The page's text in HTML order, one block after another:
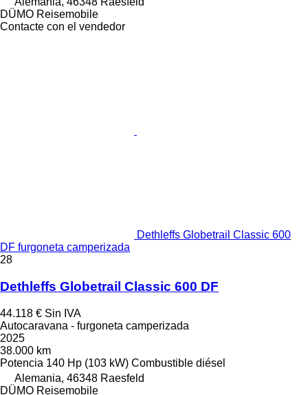
DÜMO Reisemobile
Contacte con el vendedor
Dethleffs Globetrail Classic 600
DF furgoneta camperizada
28
Dethleffs Globetrail Classic 600 DF
44.118 € Sin IVA
Autocaravana - furgoneta camperizada
2025
38.000 km
Potencia 140 Hp (103 kW) Combustible diésel
Alemania, 46348 Raesfeld
DÜMO Reisemobile